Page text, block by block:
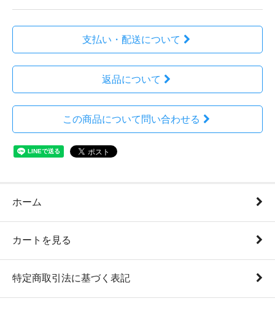
支払い・配送について
返品について
この商品について問い合わせる
ホーム
カートを見る
特定商取引法に基づく表記